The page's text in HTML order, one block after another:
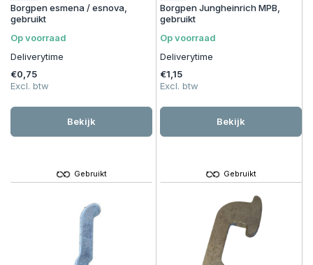
Borgpen esmena / esnova,
gebruikt
Op voorraad
Deliverytime
€0,75
Excl. btw
Bekijk
Borgpen Jungheinrich MPB,
gebruikt
Op voorraad
Deliverytime
€1,15
Excl. btw
Bekijk
Gebruikt Gebruikt